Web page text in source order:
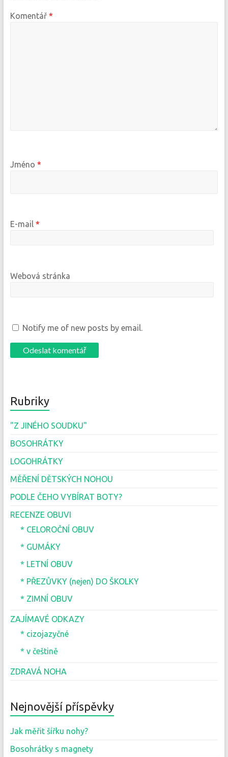
Komentář *
Jméno *
E-mail *
Webová stránka
Notify me of new posts by email.
Rubriky
"Z JINÉHO SOUDKU"
BOSOHRÁTKY
LOGOHRÁTKY
MĚŘENÍ DĚTSKÝCH NOHOU
PODLE ČEHO VYBÍRAT BOTY?
RECENZE OBUVI
* CELOROČNÍ OBUV
* GUMÁKY
* LETNÍ OBUV
* PŘEZŮVKY (nejen) DO ŠKOLKY
* ZIMNÍ OBUV
ZAJÍMAVÉ ODKAZY
* cizojazyčné
* v češtině
ZDRAVÁ NOHA
Nejnovější příspěvky
Jak měřit šířku nohy?
Bosohrátky s magnety